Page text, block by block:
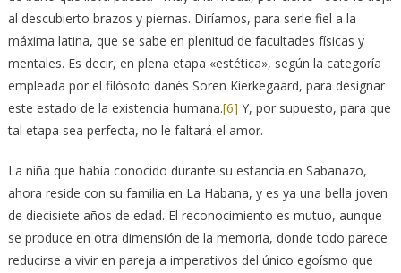
al descubierto brazos y piernas. Diríamos, para serle fiel a la
máxima latina, que se sabe en plenitud de facultades físicas y
mentales. Es decir, en plena etapa «estética», según la categoría
empleada por el filósofo danés Soren Kierkegaard, para designar
este estado de la existencia humana.[6] Y, por supuesto, para que
tal etapa sea perfecta, no le faltará el amor.
La niña que había conocido durante su estancia en Sabanazo,
ahora reside con su familia en La Habana, y es ya una bella joven
de diecisiete años de edad. El reconocimiento es mutuo, aunque
se produce en otra dimensión de la memoria, donde todo parece
reducirse a vivir en pareja a imperativos del único egoísmo que